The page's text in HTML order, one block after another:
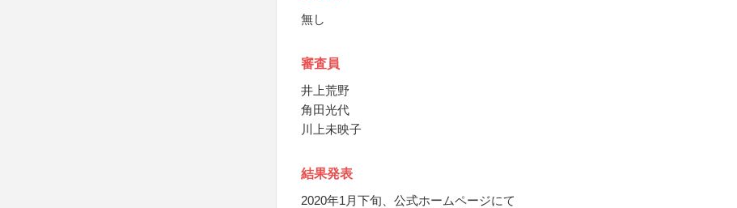
無し
審査員
井上荒野
角田光代
川上未映子
結果発表
2020年1月下旬、公式ホームページにて